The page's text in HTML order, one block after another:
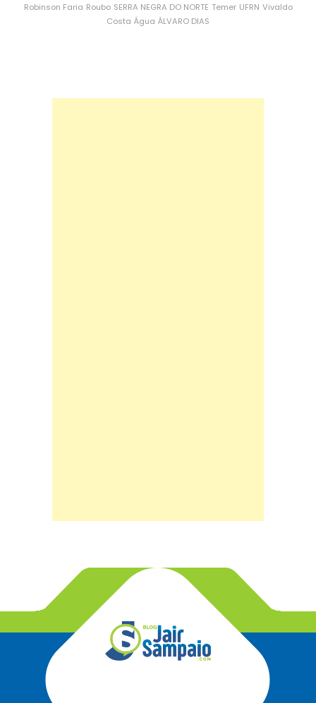
Robinson Faria Roubo SERRA NEGRA DO NORTE Temer UFRN Vivaldo
Costa Água ÁLVARO DIAS